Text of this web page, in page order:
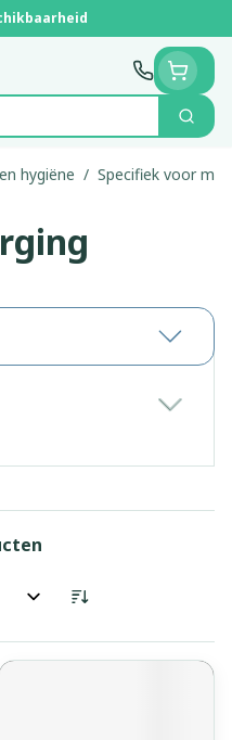
Zoek
hygiëne / Specifiek voor